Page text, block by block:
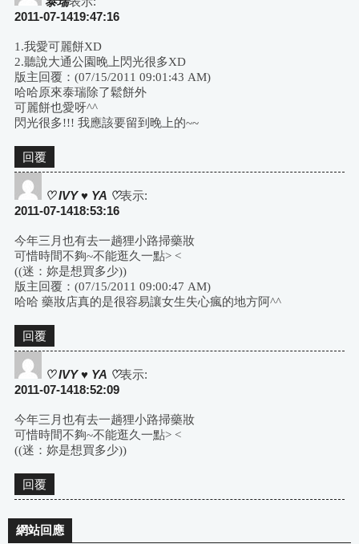
2011-07-1419:47:16
1.我愛可麗餅XD
2.聽說大通公園晚上閃光很多XD
版主回覆：(07/15/2011 09:01:43 AM)
哈哈原來泰瑞除了鬆餅外
可麗餅也愛呀^^
閃光很多!!! 我應該要留到晚上的~~
回覆
♡ IVY ♥ YA ♡表示:
2011-07-1418:53:16
今年三月也有去一趟狸小路掃藥妝
可惜時間不夠~不能逛久一點> <
((迷：妳是想買多少))
版主回覆：(07/15/2011 09:00:47 AM)
哈哈 藥妝店真的是很容易讓女生失心瘋的地方阿^^
回覆
♡ IVY ♥ YA ♡表示:
2011-07-1418:52:09
今年三月也有去一趟狸小路掃藥妝
可惜時間不夠~不能逛久一點> <
((迷：妳是想買多少))
回覆
網站回應